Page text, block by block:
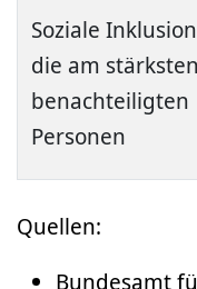
Soziale
die am stärksten
benachteiligten
Personen
Quellen:
Bundesamt